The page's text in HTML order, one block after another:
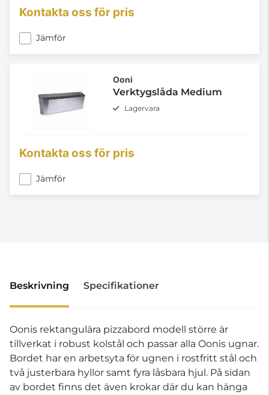
Kontakta oss för pris
Jämför
Ooni
Verktygslåda Medium
Lagervara
Kontakta oss för pris
Jämför
Beskrivning Specifikationer
Oonis rektangulära pizzabord modell större är
tillverkat i robust kolstål och passar alla Oonis ugnar.
Bordet har en arbetsyta för ugnen i rostfritt stål och
två justerbara hyllor samt fyra låsbara hjul. På sidan
av bordet finns det även krokar där du kan hänga